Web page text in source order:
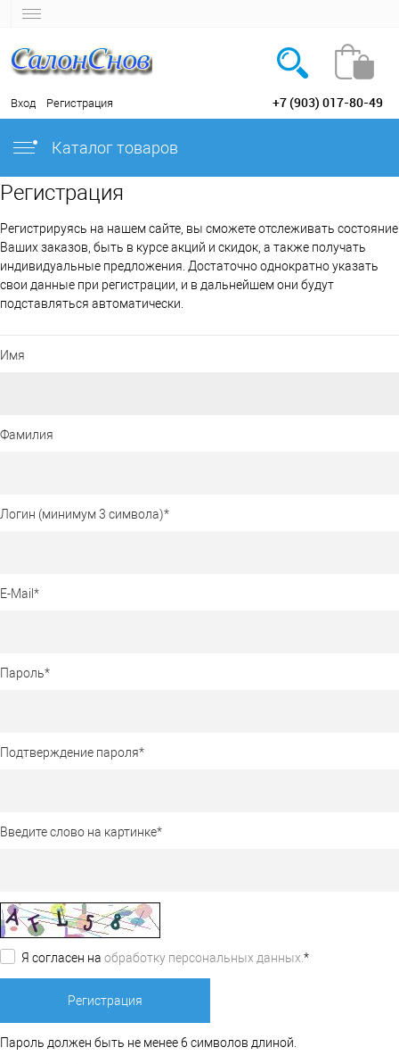
Вход Регистрация +7 (903) 017-80-49
Каталог товаров
Регистрация
Регистрируясь на нашем сайте, вы сможете отслеживать состояние
Ваших заказов, быть в курсе акций и скидок, а также получать
индивидуальные предложения. Достаточно однократно указать
свои данные при регистрации, и в дальнейшем они будут
подставляться автоматически.
Имя
Фамилия
Логин (минимум 3 символа)*
E-Mail *
Пароль*
Подтверждение пароля*
Введите слово на картинке*
Я согласен на обработку персональных данных. *
Пароль должен быть не менее 6 символов длиной.